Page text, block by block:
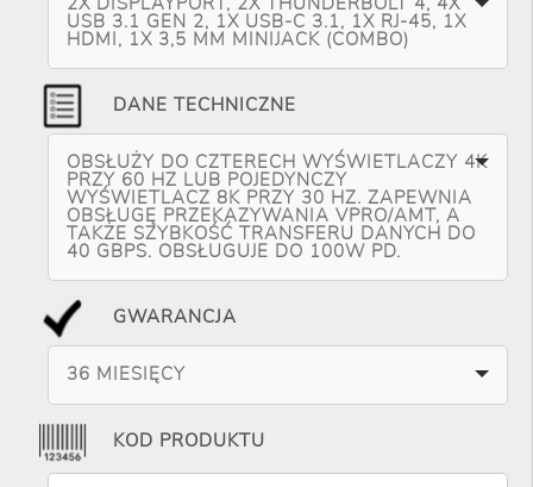
USB 3.1 GEN 2, 1X USB-C 3.1, 1X RJ-45, 1X
HDMI, 1X 3,5 MM MINIJACK (COMBO)
DANE TECHNICZNE
OBSŁUŻY DO CZTERECH WYŚWIETLACZY 4K
PRZY 60 HZ LUB POJEDYNCZY
WYŚWIETLACZ 8K PRZY 30 HZ. ZAPEWNIA
OBSŁUGĘ PRZEKAZYWANIA VPRO/AMT, A
TAKŻE SZYBKOŚĆ TRANSFERU DANYCH DO
40 GBPS. OBSŁUGUJE DO 100W PD.
GWARANCJA
36 MIESIĘCY
KOD PRODUKTU